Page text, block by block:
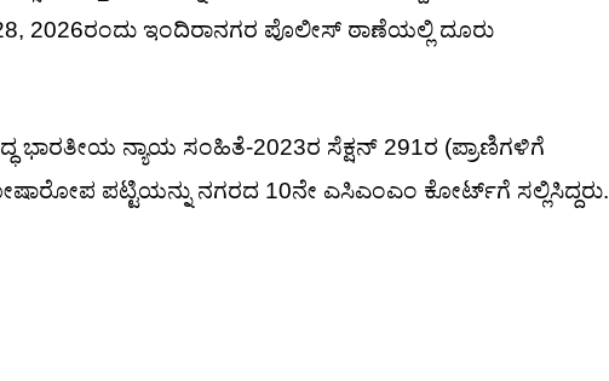
ಇಂದಿರಾನಗರ ಪೊಲೀಸ್ ಠಾಣೆಯಲ್ಲಿ ದೂರು
ನ್ಯಾಯ ಸಂಹಿತೆ-2023ರ ಸೆಕ್ಷನ್ 291ರ (ಪ್ರಾಣಿಗಳಿಗೆ
ಪಟ್ಟಿಯನ್ನು ನಗರದ 10ನೇ ಎಸಿಎಂಎಂ ಕೋರ್ಟ್‌ಗೆ ಸಲ್ಲಿಸಿದ್ದರು.